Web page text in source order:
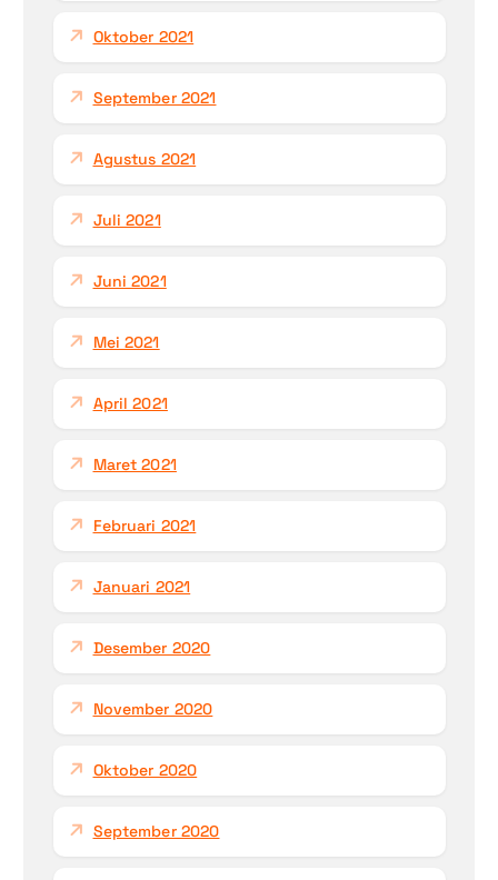
Oktober 2021
September 2021
Agustus 2021
Juli 2021
Juni 2021
Mei 2021
April 2021
Maret 2021
Februari 2021
Januari 2021
Desember 2020
November 2020
Oktober 2020
September 2020